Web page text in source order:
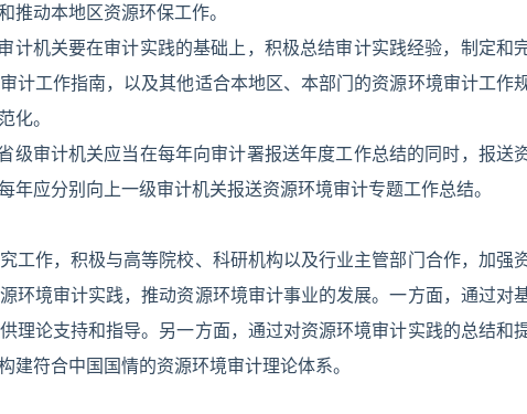
推动本地区资源环保工作。
计机关要在审计实践的基础上，积极总结审计实践经验，制定和
计工作指南，以及其他适合本地区、本部门的资源环境审计工作
化。
级审计机关应当在每年向审计署报送年度工作总结的同时，报送
应分别向上一级审计机关报送资源环境审计专题工作总结。
工作，积极与高等院校、科研机构以及行业主管部门合作，加强
环境审计实践，推动资源环境审计事业的发展。一方面，通过对
理论支持和指导。另一方面，通过对资源环境审计实践的总结和
符合中国国情的资源环境审计理论体系。